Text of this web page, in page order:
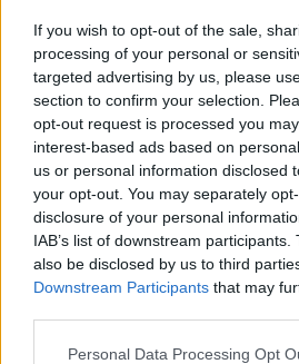
If you wish to opt-out of the sale,
processing of your personal or
targeted advertising by us, please
section to confirm your selection.
opt-out request is processed you
interest-based ads based on
us or personal information disclosed
your opt-out. You may separately
disclosure of your personal
IAB’s list of downstream
also be disclosed by us to third
Downstream Participants that may
Personal Data Processing Opt
δύσκολη περίοδο με την
ήμασταν εμείς και
κατάσταση της Λάρισας.
Σημαντικό πράγμα στο
διάρκεια. Εμείς δεν είχαμε.
καλή απόδοση σε τμήματα,
σταθερότητα. Έχουν να
ψυχολογία, την ποιότητα
είχαμε τη συνέπεια. Οι